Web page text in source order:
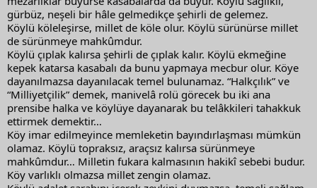
gürbüz, neşeli bir hâle gelmedikçe şehirli de gelemez.
Köylü köleleşirse, millet de köle olur. Köylü sürünürse millet
de sürünmeye mahkûmdur.
Köylü çıplak kalırsa şehirli de çıplak kalır. Köylü ekmeğine
kepek katarsa kasabalı da bunu yapmaya mecbur olur. Köye
dayanılmazsa dayanılacak temel bulunamaz. “Halkçılık” ve
“Milliyetçilik” demek, manivelâ rolü görecek bu iki ana
prensibe halka ve köylüye dayanarak bu telâkkileri tahakkuk
ettirmek demektir…
Köy imar edilmeyince memleketin bayındırlaşması mümkün
olamaz. Köylü topraksız, araçsız kalırsa sürünmeye
mahkûmdur… Milletin fukara kalmasının hakikî sebebi budur.
Köy varlıklı olmazsa millet zengin olamaz.